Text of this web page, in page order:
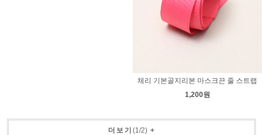
체리 기본골지리본 마스크끈 줄 스트랩
1,200원
더보기 (1 /2)+